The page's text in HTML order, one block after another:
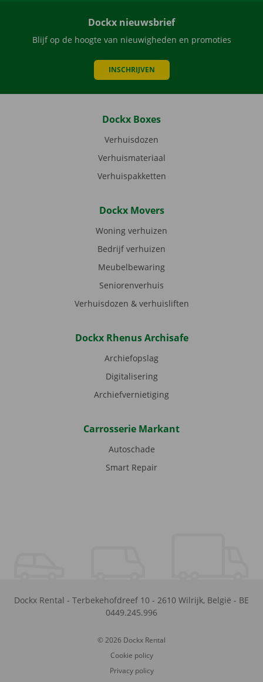
Dockx nieuwsbrief
Blijf op de hoogte van nieuwigheden en promoties
INSCHRIJVEN
Dockx Boxes
Verhuisdozen
Verhuismateriaal
Verhuispakketten
Dockx Movers
Woning verhuizen
Bedrijf verhuizen
Meubelbewaring
Seniorenverhuis
Verhuisdozen & verhuisliften
Dockx Rhenus Archisafe
Archiefopslag
Digitalisering
Archiefvernietiging
Carrosserie Markant
Autoschade
Smart Repair
Dockx Rental - Terbekehofdreef 10 - 2610 Wilrijk, België - BE
0449.245.996
© 2026 Dockx Rental
Cookie policy
Privacy policy